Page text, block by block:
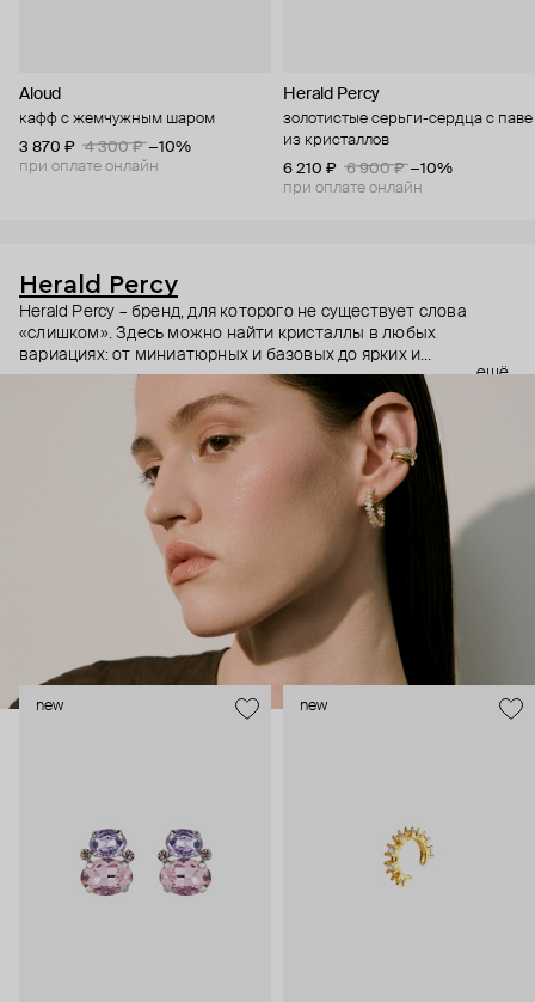
Aloud
кафф с жемчужным шаром
3 870 ₽
4 300 ₽ −10%
при оплате онлайн
Herald Percy
золотистые серьги-сердца с паве
из кристаллов
6 210 ₽
6 900 ₽ −10%
при оплате онлайн
Herald Percy
Herald Percy – бренд, для которого не существует слова
«слишком». Здесь можно найти кристаллы в любых
вариациях: от миниатюрных и базовых до ярких и
массивных, которые сразу становятся главным элементом
образа. Героиня бренда – девушка из мегаполиса, которой
нужно как минимум 25 часов в сутках, чтобы все успеть, и
внушительный арсенал украшений, чтобы, поменяв серьги,
поехать на вечеринку сразу из офиса.
ещё
new new